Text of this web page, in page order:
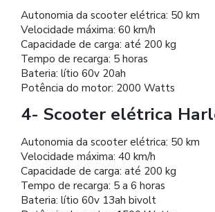
Autonomia da scooter elétrica: 50 km
Velocidade máxima: 60 km/h
Capacidade de carga: até 200 kg
Tempo de recarga: 5 horas
Bateria: lítio 60v 20ah
Potência do motor: 2000 Watts
4- Scooter elétrica
Autonomia da scooter elétrica: 50 km
Velocidade máxima: 40 km/h
Capacidade de carga: até 200 kg
Tempo de recarga: 5 a 6 horas
Bateria: lítio 60v 13ah bivolt